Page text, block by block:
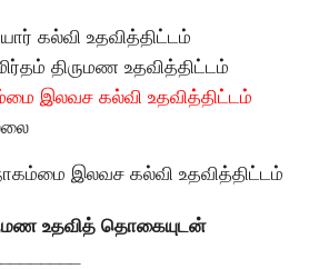
கல்வி உதவித்திட்டம்
திருமண உதவித்திட்டம்
இலவச கல்வி உதவித்திட்டம்
இலவச கல்வி உதவித்திட்டம்
உதவித் தொகையுடன்